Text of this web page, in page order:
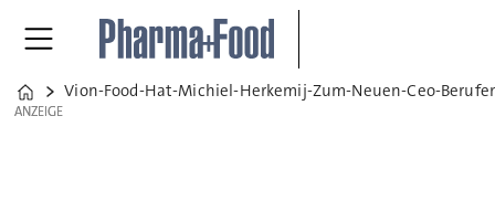
Home
Vion-Food-Hat-Michiel-Herkemij-Zum-Neuen-Ceo-
ANZEIGE
ANZEIGE